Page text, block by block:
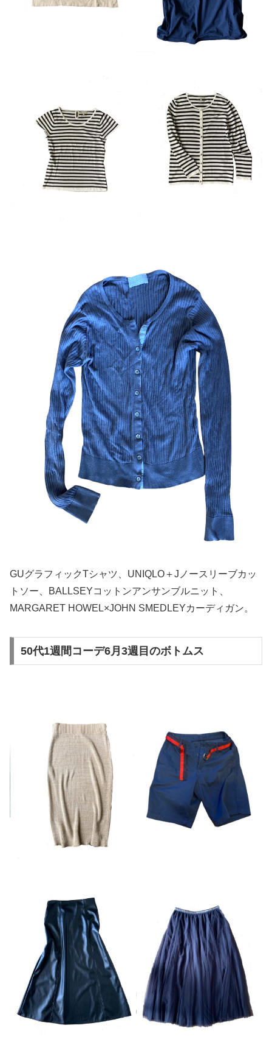
GUグラフィックTシャツ、UNIQLO＋Jノースリーブカッ
トソー、BALLSEYコットンアンサンブルニット、
MARGARET HOWEL×JOHN SMEDLEYカーディガン。
50代1週間コーデ6月3週目のボトムス